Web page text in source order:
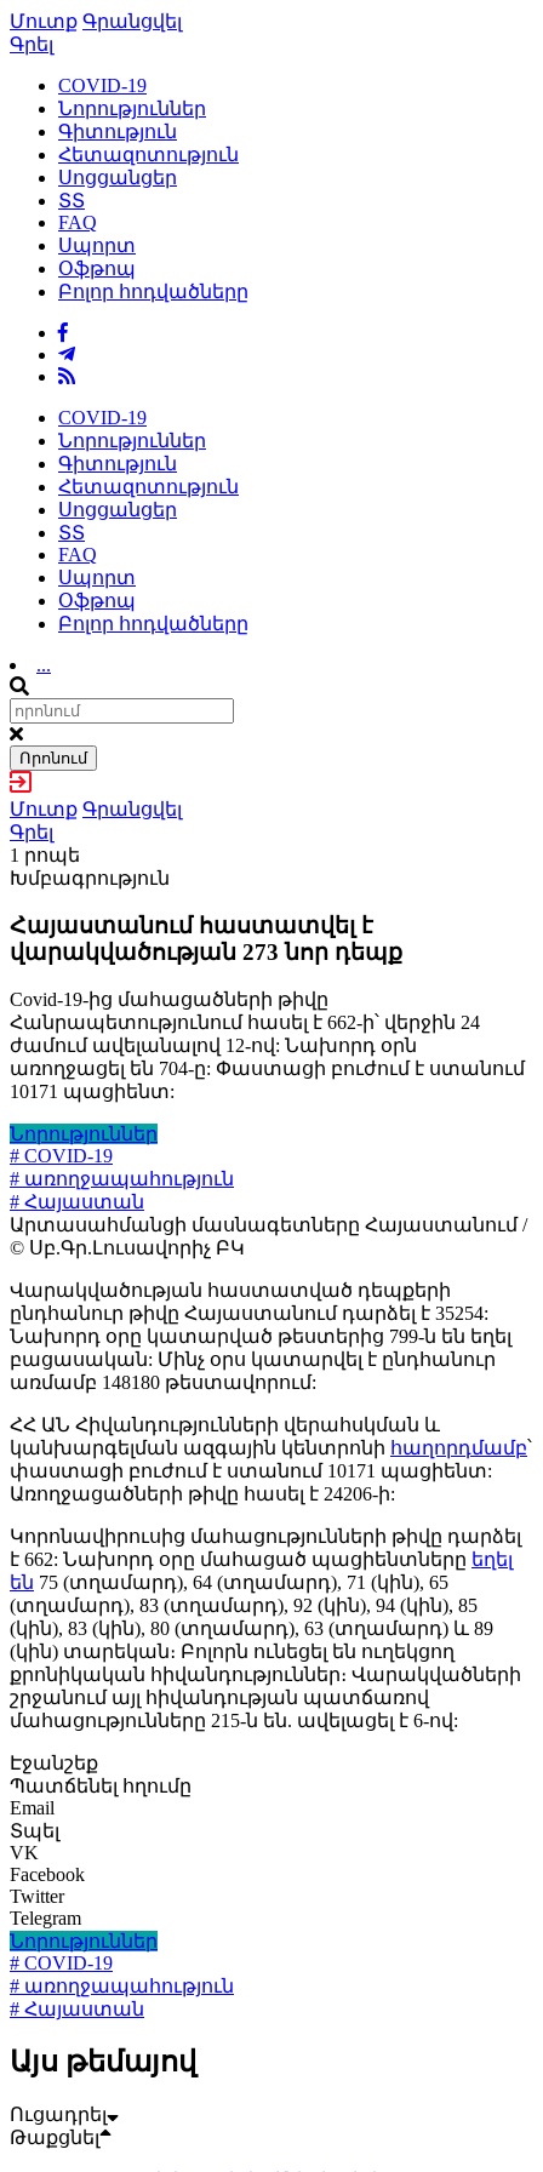
Մուտք Գրանցվել
Գրել
COVID-19
Նորություններ
Գիտություն
Հետազոտություն
Սոցցանցեր
ՏՏ
FAQ
Սպորտ
Օֆթոպ
Բոլոր հոդվածները
COVID-19
Նորություններ
Գիտություն
Հետազոտություն
Սոցցանցեր
ՏՏ
FAQ
Սպորտ
Օֆթոպ
Բոլոր հոդվածները
...
Որոնում
Մուտք Գրանցվել
Գրել
1 րոպե
Խմբագրություն
Հայաստանում հաստատվել է
վարակվածության 273 նոր դեպք
Covid-19-ից մահացածների թիվը
Հանրապետությունում հասել է 662-ի՝ վերջին 24
ժամում ավելանալով 12-ով: Նախորդ օրն
առողջացել են 704-ը: Փաստացի բուժում է ստանում
10171 պացիենտ:
Նորություններ
# COVID-19
# առողջապահություն
# Հայաստան
Արտասահմանցի մասնագետները Հայաստանում /
© Սբ.Գր.Լուսավորիչ ԲԿ
Վարակվածության հաստատված դեպքերի
ընդհանուր թիվը Հայաստանում դարձել է 35254:
Նախորդ օրը կատարված թեստերից 799-ն են եղել
բացասական: Մինչ օրս կատարվել է ընդհանուր
առմամբ 148180 թեստավորում:
ՀՀ ԱՆ Հիվանդությունների վերահսկման և
կանխարգելման ազգային կենտրոնի հաղորդմամբ՝
փաստացի բուժում է ստանում 10171 պացիենտ:
Առողջացածների թիվը հասել է 24206-ի:
Կորոնավիրուսից մահացությունների թիվը դարձել
է 662: Նախորդ օրը մահացած պացիենտները եղել
են 75 (տղամարդ), 64 (տղամարդ), 71 (կին), 65
(տղամարդ), 83 (տղամարդ), 92 (կին), 94 (կին), 85
(կին), 83 (կին), 80 (տղամարդ), 63 (տղամարդ) և 89
(կին) տարեկան։ Բոլորն ունեցել են ուղեկցող
քրոնիկական հիվանդություններ։ Վարակվածների
շրջանում այլ հիվանդության պատճառով
մահացությունները 215-ն են. ավելացել է 6-ով:
Էջանշեք
Պատճենել հղումը
Email
Տպել
VK
Facebook
Twitter
Telegram
Նորություններ
# COVID-19
# առողջապահություն
# Հայաստան
Այս թեմայով
Ուցադրել
Թաքցնել